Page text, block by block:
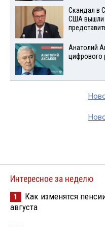
Скандал в
США вышли
Анатолий
цифрового
Интересное за неделю
1
Как изменятся
августа